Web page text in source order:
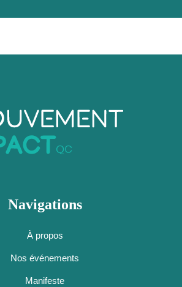
Navigations
À propos
Nos événements
Manifeste